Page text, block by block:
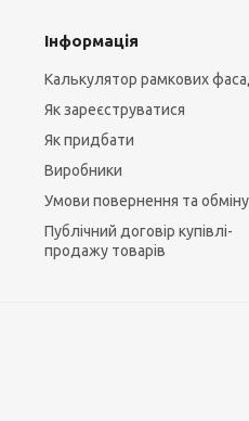
Інформація
Калькулятор рамкових
Як зареєструватися
Як придбати
Виробники
Умови повернення та обміну
Публічний договір купівлі-
продажу товарів